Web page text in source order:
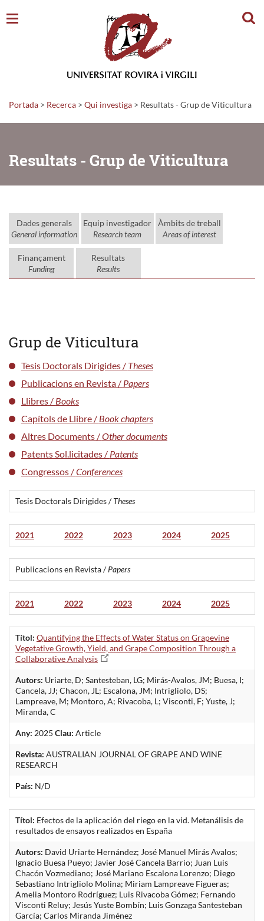
Portada > Recerca > Qui investiga > Resultats - Grup de Viticultura
Resultats - Grup de Viticultura
Dades generals
General information
Equip investigador
Research team
Àmbits de treball
Areas of interest
Finançament
Funding
Resultats
Results
Grup de Viticultura
Tesis Doctorals Dirigides / Theses
Publicacions en Revista / Papers
Llibres / Books
Capítols de Llibre / Book chapters
Altres Documents /Other documents
Patents Sol.licitades / Patents
Congressos /Conferences
Tesis Doctorals Dirigides /Theses
2021 2022 2023 2024 2025
Publicacions en Revista /Papers
2021 2022 2023 2024 2025
Títol: Quantifying the Effects of Water Status on Grapevine
Vegetative Growth, Yield, and Grape Composition Through a
Collaborative Analysis
Autors: Uriarte, D; Santesteban, LG; Mirás-Avalos, JM; Buesa, I;
Cancela, JJ; Chacon, JL; Escalona, JM; Intrigliolo, DS;
Lampreave, M; Montoro, A; Rivacoba, L; Visconti, F; Yuste, J;
Miranda, C
Any: 2025 Clau: Article
Revista: AUSTRALIAN JOURNAL OF GRAPE AND WINE
RESEARCH
País: N/D
Títol: Efectos de la aplicación del riego en la vid. Metanálisis de
resultados de ensayos realizados en España
Autors: David Uriarte Hernández; José Manuel Mirás Avalos;
Ignacio Buesa Pueyo; Javier José Cancela Barrio; Juan Luis
Chacón Vozmediano; José Mariano Escalona Lorenzo; Diego
Sebastiano Intrigliolo Molina; Miriam Lampreave Figueras;
Amelia Montoro Rodríguez; Luis Rivacoba Gómez; Fernando
Visconti Reluy; Jesús Yuste Bombín; Luis Gonzaga Santesteban
García; Carlos Miranda Jiménez